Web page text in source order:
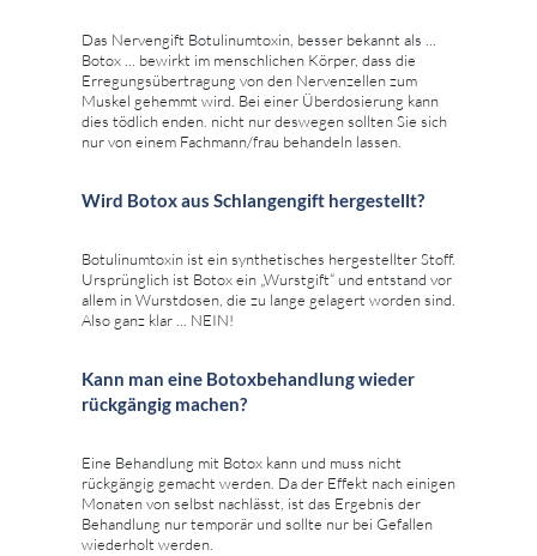
Das Nervengift Botulinumtoxin, besser bekannt als ...
Botox ... bewirkt im menschlichen Körper, dass die
Erregungsübertragung von den Nervenzellen zum
Muskel gehemmt wird. Bei einer Überdosierung kann
dies tödlich enden. nicht nur deswegen sollten Sie sich
nur von einem Fachmann/frau behandeln lassen.
Wird Botox aus Schlangengift hergestellt?
Botulinumtoxin ist ein synthetisches hergestellter Stoff.
Ursprünglich ist Botox ein „Wurstgift“ und entstand vor
allem in Wurstdosen, die zu lange gelagert worden sind.
Also ganz klar ... NEIN!
Kann man eine Botoxbehandlung wieder
rückgängig machen?
Eine Behandlung mit Botox kann und muss nicht
rückgängig gemacht werden. Da der Effekt nach einigen
Monaten von selbst nachlässt, ist das Ergebnis der
Behandlung nur temporär und sollte nur bei Gefallen
wiederholt werden.